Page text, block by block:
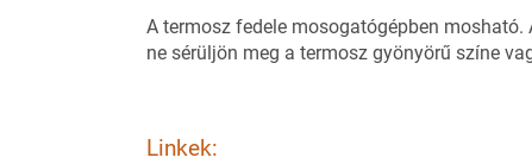
A termosz fedele mosogatógépben
ne sérüljön meg a termosz gyönyörű színe
Linkek: